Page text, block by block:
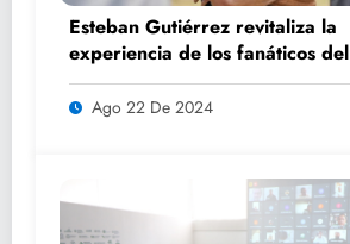
Esteban Gutiérrez revitaliza la
experiencia de los fanáticos del
automovilismo con DRIVER 1
Ago 22 De 2024